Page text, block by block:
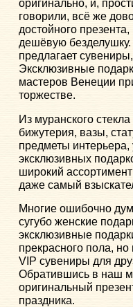
оригинально, и,
говорили, всё же
достойного
дешёвую
предлагает
Эксклюзивные
мастеров Венеции
торжестве.
Из муранского
бижутерия, вазы,
предметы
эксклюзивных
широкий
даже самый
Многие ошибочно
сугубо женские
эксклюзивные
прекрасного пола,
VIP сувениры для
Обратившись в наш
оригинальный
праздника.